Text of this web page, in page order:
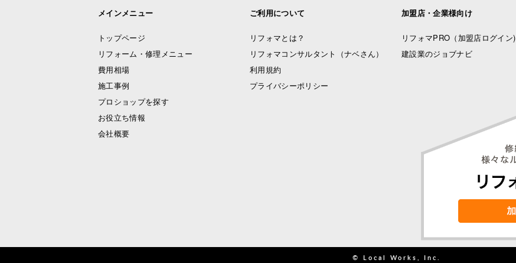
メインメニュー
トップページ
リフォーム・修理メニュー
費用相場
施工事例
プロショップを探す
お役立ち情報
会社概要
ご利用について
リフォマとは？
リフォマコンサルタント（ナベさん）
利用規約
プライバシーポリシー
加盟店・企業様向け
リフォマPRO （加盟店ログイン)
建設業のジョブナビ
© Local Works, Inc.